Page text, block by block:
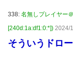
338: 名無しプレイヤー
[240d:1a:df1:0:*]) 2024/
そういうドロ